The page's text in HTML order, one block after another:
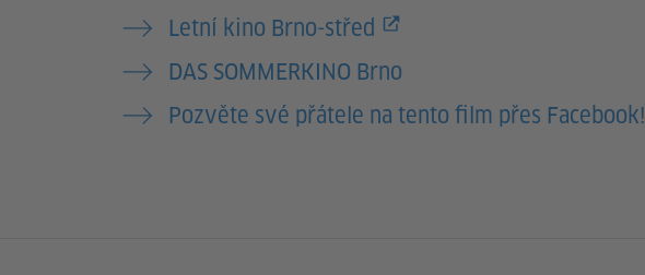
Letní kino Brno-střed
DAS SOMMERKINO Brno
Pozvěte své přátele na tento film přes Facebook!